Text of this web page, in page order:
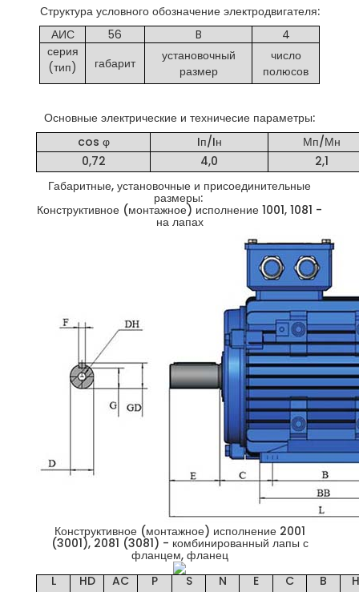
Структура условного обозначение электродвигателя:
АИС
56 B
4
серия
(тип)
габарит
установочный
размер
число
полюсов
Основные электрические и техничесие параметры:
cos φ
Iп/Iн
Мп/Мн
0,72
4,0
2,1
Габаритные, установочные и присоединительные
размеры:
Конструктивное (монтажное) исполнение 1001, 1081 -
на лапах
Конструктивное (монтажное) исполнение 2001
(3001), 2081 (3081) - комбинированный лапы с
фланцем, фланец
L
HD
AC
P
S
N
E
C
B
H